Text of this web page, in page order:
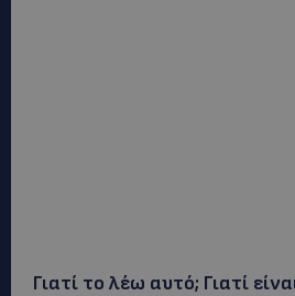
Γιατί το λέω αυτό; Γιατί